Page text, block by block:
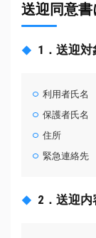
送迎同意
1．送迎対
利用者氏名
保護者氏名
住所
緊急連絡先
2．送迎内